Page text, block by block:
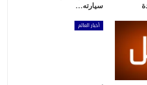
سيارته…
أخبار العالم